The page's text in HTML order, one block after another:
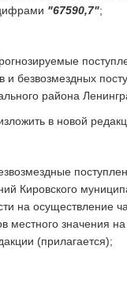
"67590,7";
и безвозмездных
района
в новой
Кировского
на осуществление
местного значения
(прилагается);